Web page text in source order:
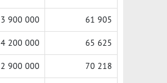
3 900 000 61 905
4 200 000 65 625
2 900 000 70 218